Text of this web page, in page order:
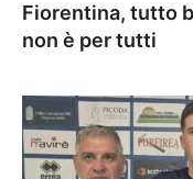
Fiorentina, tutto
non è per tutti